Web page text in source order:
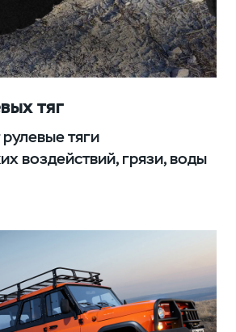
тяг
тяги
воздействий, грязи, воды